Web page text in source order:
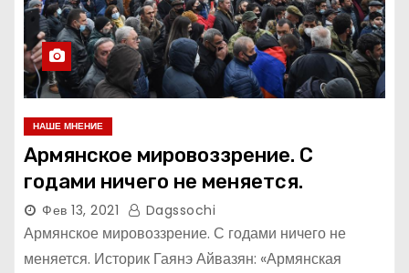
НАШЕ МНЕНИЕ
Армянское мировоззрение. С
годами ничего не меняется.
Фев 13, 2021 Dagssochi
Армянское мировоззрение. С годами ничего не
меняется. Историк Гаянэ Айвазян: «Армянская